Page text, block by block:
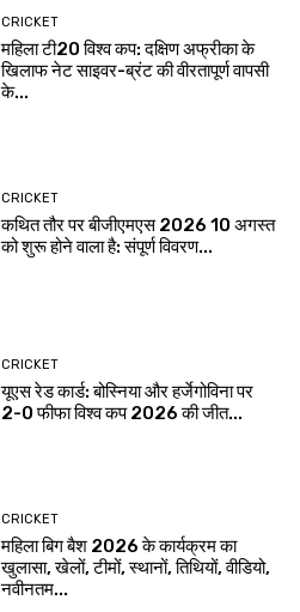
CRICKET
महिला टी20 विश्व कप: दक्षिण अफ्रीका के
खिलाफ नेट साइवर-ब्रंट की वीरतापूर्ण वापसी
के...
CRICKET
कथित तौर पर बीजीएमएस 2026 10 अगस्त
को शुरू होने वाला है: संपूर्ण विवरण...
CRICKET
यूएस रेड कार्ड: बोस्निया और हर्जेगोविना पर
2-0 फीफा विश्व कप 2026 की जीत...
CRICKET
महिला बिग बैश 2026 के कार्यक्रम का
खुलासा, खेलों, टीमों, स्थानों, तिथियों, वीडियो,
नवीनतम...